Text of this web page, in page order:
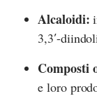
Alcaloidi:
3,3′-
Composti
e loro